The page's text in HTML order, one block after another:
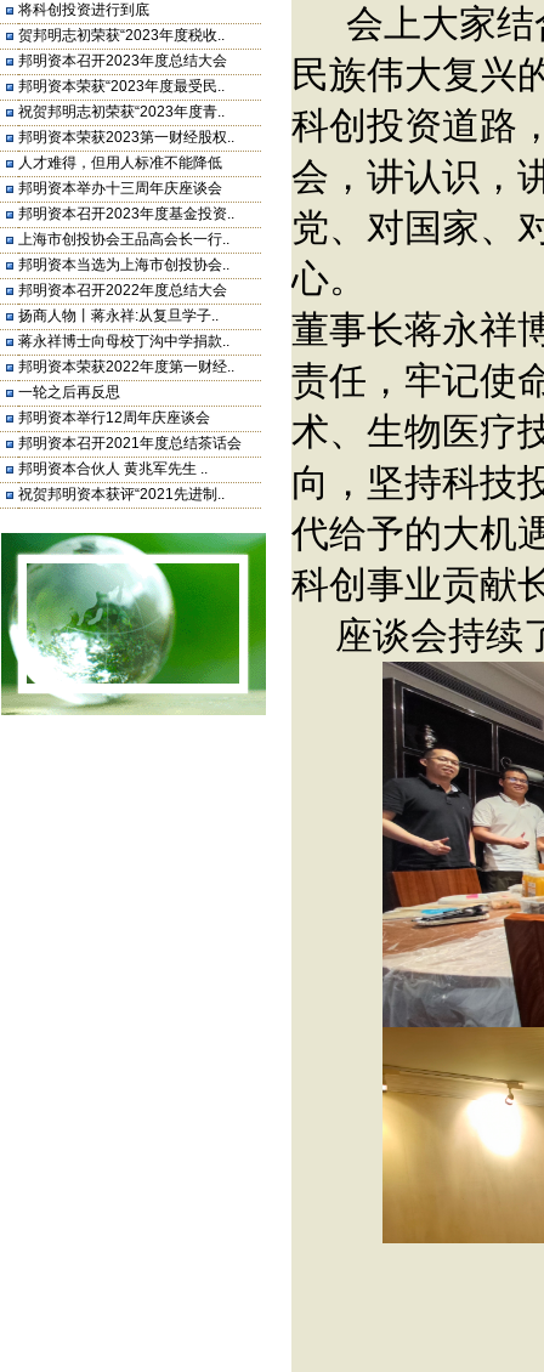
将科创投资进行到底
贺邦明志初荣获“2023年度税收..
邦明资本召开2023年度总结大会
邦明资本荣获“2023年度最受民..
祝贺邦明志初荣获“2023年度青..
邦明资本荣获2023第一财经股权..
人才难得，但用人标准不能降低
邦明资本举办十三周年庆座谈会
邦明资本召开2023年度基金投资..
上海市创投协会王品高会长一行..
邦明资本当选为上海市创投协会..
邦明资本召开2022年度总结大会
扬商人物丨蒋永祥:从复旦学子..
蒋永祥博士向母校丁沟中学捐款..
邦明资本荣获2022年度第一财经..
一轮之后再反思
邦明资本举行12周年庆座谈会
邦明资本召开2021年度总结茶话会
邦明资本合伙人 黄兆军先生 ..
祝贺邦明资本获评“2021先进制..
会上大家结
民族伟大复兴
科创投资道路
会，讲认识，
党、对国家、
心。
董事长蒋永祥
责任，牢记使
术、生物医疗
向，坚持科技
代给予的大机
科创事业贡献
座谈会持续